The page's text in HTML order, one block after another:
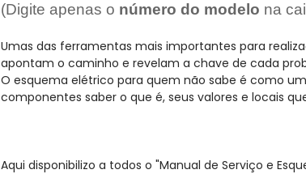
(Digite apenas o número do modelo na
Umas das ferramentas mais importantes para
apontam o caminho e revelam a chave de cada
O esquema elétrico para quem não sabe é como
componentes saber o que é, seus valores e locais
Aqui disponibilizo a todos o "Manual de Serviço e